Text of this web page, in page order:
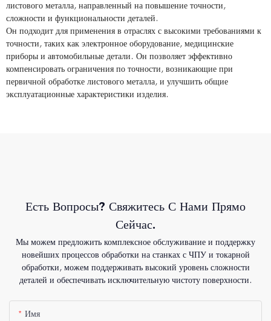
листового металла, направленный на повышение точности,
сложности и функциональности деталей.
Он подходит для применения в отраслях с высокими требованиями к
точности, таких как электронное оборудование, медицинские
приборы и автомобильные детали. Он позволяет эффективно
компенсировать ограничения по точности, возникающие при
первичной обработке листового металла, и улучшить общие
эксплуатационные характеристики изделия.
Есть Вопросы? Свяжитесь С Нами Прямо
Сейчас.
Мы можем предложить комплексное обслуживание и поддержку
новейших процессов обработки на станках с ЧПУ и токарной
обработки, можем поддерживать высокий уровень сложности
деталей и обеспечивать исключительную чистоту поверхности.
Имя